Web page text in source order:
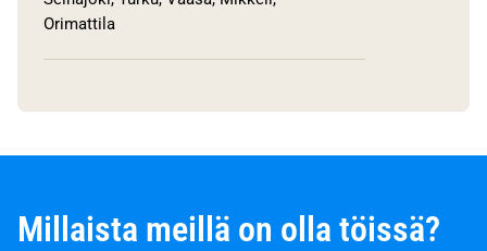
Orimattila
Millaista meillä on olla töissä?